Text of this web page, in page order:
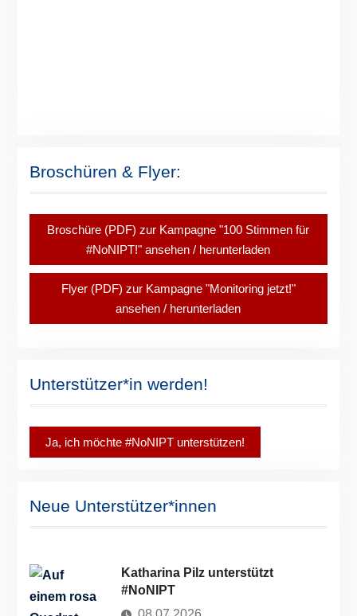
Broschüren & Flyer:
Broschüre (PDF) zur Kampagne "100 Stimmen für
#NoNIPT!" ansehen / herunterladen
Flyer (PDF) zur Kampagne "Monitoring jetzt!"
ansehen / herunterladen
Unterstützer*in werden!
Ja, ich möchte #NoNIPT unterstützen!
Neue Unterstützer*innen
Katharina Pilz unterstützt
#NoNIPT